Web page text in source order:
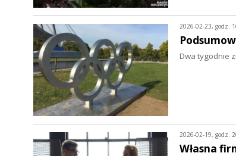
2026-02-23, godz.
Dwa tygodnie
2026-02-19, godz.
Własna